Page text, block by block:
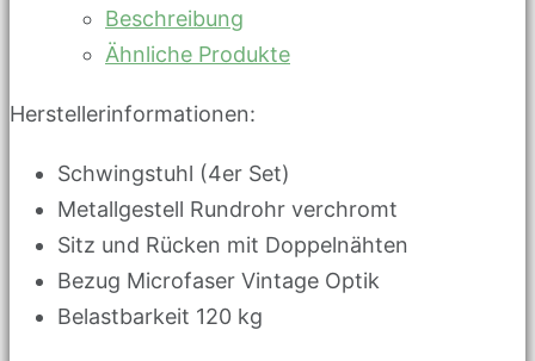
Beschreibung
Ähnliche Produkte
Herstellerinformationen:
Schwingstuhl (4er Set)
Metallgestell Rundrohr verchromt
Sitz und Rücken mit Doppelnähten
Bezug Microfaser Vintage Optik
Belastbarkeit 120 kg